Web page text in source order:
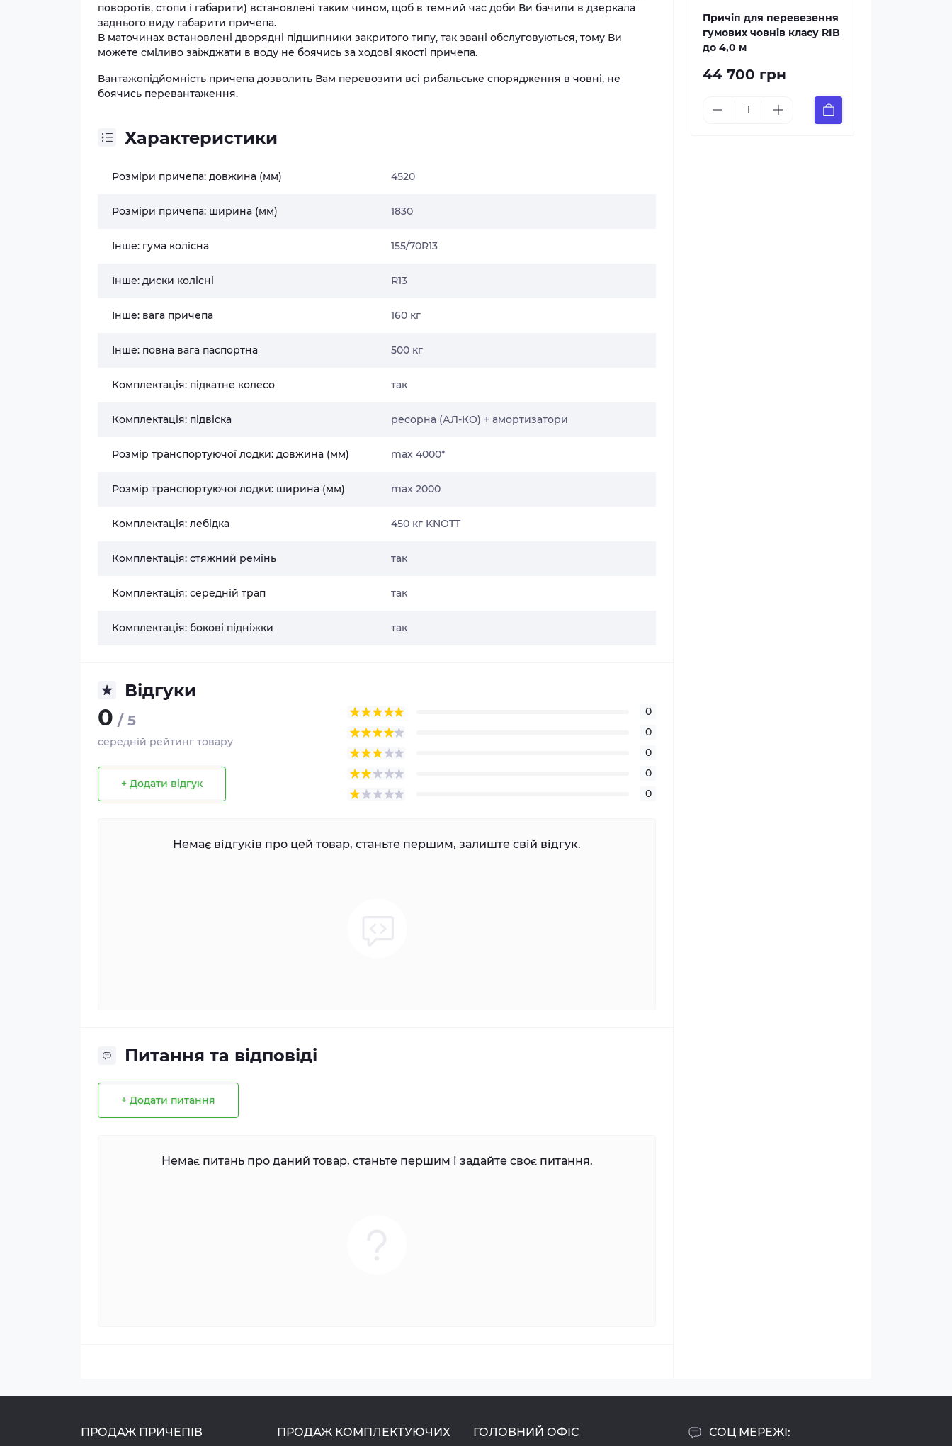
поворотів, стопи і габарити) встановлені таким чином, щоб в темний час доби Ви бачили в дзеркала
заднього виду габарити причепа.
В маточинах встановлені дворядні підшипники закритого типу, так звані обслуговуються, тому Ви
можете сміливо заїжджати в воду не боячись за ходові якості причепа.
Вантажопідйомність причепа дозволить Вам перевозити всі рибальське спорядження в човні, не
боячись перевантаження.
Характеристики
Розміри причепа: довжина (мм) 4520
Розміри причепа: ширина (мм) 1830
Інше: гума колісна 155/70R13
Інше: диски колісні R13
Інше: вага причепа 160 кг
Інше: повна вага паспортна 500 кг
Комплектація: підкатне колесо так
Комплектація: підвіска ресорна (АЛ-КО) + амортизатори
Розмір транспортуючої лодки: довжина (мм) max 4000*
Розмір транспортуючої лодки: ширина (мм) max 2000
Комплектація: лебідка 450 кг KNOTT
Комплектація: стяжний ремінь так
Комплектація: середній трап так
Комплектація: бокові підніжки так
Відгуки
0 / 5
середній рейтинг товару
+ Додати відгук
0
0
0
0
0
Немає відгуків про цей товар, станьте першим, залиште свій відгук.
Питання та відповіді
+ Додати питання
Немає питань про даний товар, станьте першим і задайте своє питання.
Причіп для перевезення
гумових човнів класу RIB
до 4,0 м
44 700 грн
ПРОДАЖ ПРИЧЕПІВ ПРОДАЖ КОМПЛЕКТУЮЧИХ ГОЛОВНИЙ ОФІС СОЦ МЕРЕЖІ: